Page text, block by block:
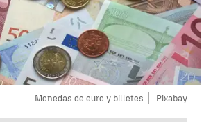
Monedas de euro y billetes Pixabay